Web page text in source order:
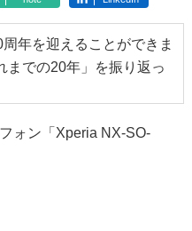
年を迎えることができま
までの20年」を振り返っ
ォン「Xperia NX-SO-